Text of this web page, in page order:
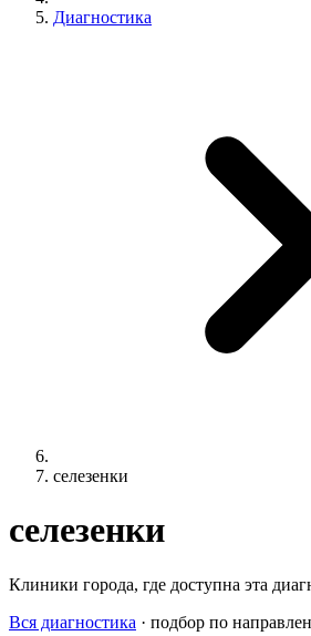
Диагностика
селезенки
селезенки
Клиники города, где доступна эта
Вся диагностика · подбор по